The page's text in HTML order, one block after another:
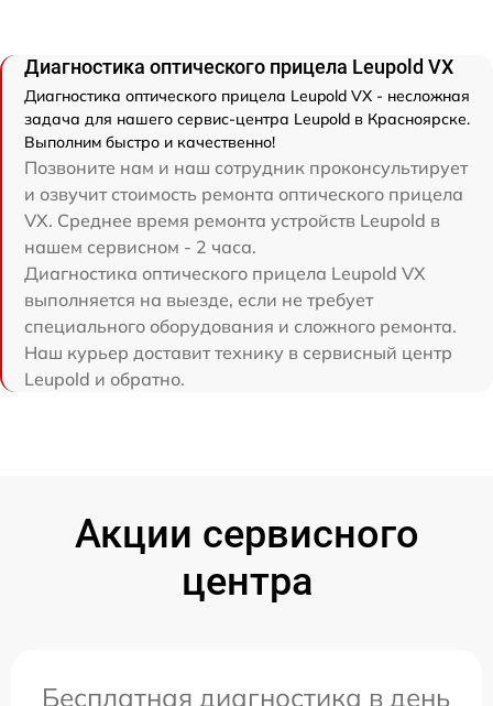
Диагностика оптического прицела Leupold VX
Диагностика оптического прицела Leupold VX - несложная
задача для нашего сервис-центра Leupold в Красноярске.
Выполним быстро и качественно!
Позвоните нам и наш сотрудник проконсультирует
и озвучит стоимость ремонта оптического прицела
VX. Среднее время ремонта устройств Leupold в
нашем сервисном - 2 часа.
Диагностика оптического прицела Leupold VX
выполняется на выезде, если не требует
специального оборудования и сложного ремонта.
Наш курьер доставит технику в сервисный центр
Leupold и обратно.
Акции сервисного
центра
Бесплатная диагностика в день